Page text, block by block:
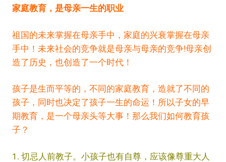
家庭教育，是母亲一生的职业
祖国的未来掌握在母亲手中，家庭的兴衰掌握在母亲
手中！未来社会的竞争就是母亲与母亲的竞争!母亲创
造了历史，也创造了一个时代！
孩子是生而平等的，不同的家庭教育，造就了不同的
孩子，同时也决定了孩子一生的命运！所以子女的早
期教育，是一个母亲头等大事！那么我们如何教育孩
子？
1. 切忌人前教子。小孩子也有自尊，应该像尊重大人